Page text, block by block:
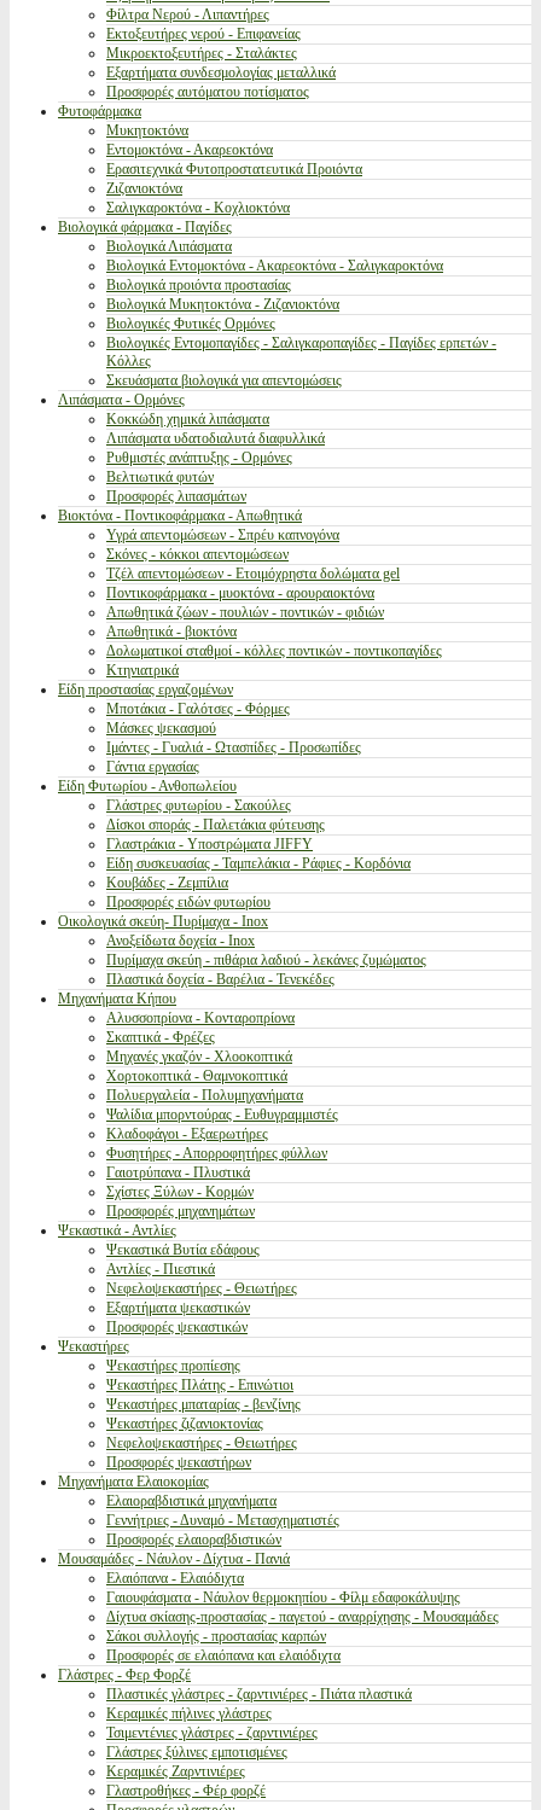
Φίλτρα Νερού - Λιπαντήρες
Εκτοξευτήρες νερού - Επιφανείας
Μικροεκτοξευτήρες - Σταλάκτες
Εξαρτήματα συνδεσμολογίας μεταλλικά
Προσφορές αυτόματου ποτίσματος
Φυτοφάρμακα
Μυκητοκτόνα
Εντομοκτόνα - Ακαρεοκτόνα
Ερασιτεχνικά Φυτοπροστατευτικά Προιόντα
Ζιζανιοκτόνα
Σαλιγκαροκτόνα - Κοχλιοκτόνα
Βιολογικά φάρμακα - Παγίδες
Βιολογικά Λιπάσματα
Βιολογικά Εντομοκτόνα - Ακαρεοκτόνα - Σαλιγκαροκτόνα
Βιολογικά προιόντα προστασίας
Βιολογικά Μυκητοκτόνα - Ζιζανιοκτόνα
Βιολογικές Φυτικές Ορμόνες
Βιολογικές Εντομοπαγίδες - Σαλιγκαροπαγίδες - Παγίδες ερπετών -
Κόλλες
Σκευάσματα βιολογικά για απεντομώσεις
Λιπάσματα - Ορμόνες
Κοκκώδη χημικά λιπάσματα
Λιπάσματα υδατοδιαλυτά διαφυλλικά
Ρυθμιστές ανάπτυξης - Ορμόνες
Βελτιωτικά φυτών
Προσφορές λιπασμάτων
Βιοκτόνα - Ποντικοφάρμακα - Απωθητικά
Υγρά απεντομώσεων - Σπρέυ καπνογόνα
Σκόνες - κόκκοι απεντομώσεων
Τζέλ απεντομώσεων - Ετοιμόχρηστα δολώματα gel
Ποντικοφάρμακα - μυοκτόνα - αρουραιοκτόνα
Απωθητικά ζώων - πουλιών - ποντικών - φιδιών
Απωθητικά - βιοκτόνα
Δολωματικοί σταθμοί - κόλλες ποντικών - ποντικοπαγίδες
Κτηνιατρικά
Είδη προστασίας εργαζομένων
Μποτάκια - Γαλότσες - Φόρμες
Μάσκες ψεκασμού
Ιμάντες - Γυαλιά - Ωτασπίδες - Προσωπίδες
Γάντια εργασίας
Είδη Φυτωρίου - Ανθοπωλείου
Γλάστρες φυτωρίου - Σακούλες
Δίσκοι σποράς - Παλετάκια φύτευσης
Γλαστράκια - Υποστρώματα JIFFY
Είδη συσκευασίας - Ταμπελάκια - Ράφιες - Κορδόνια
Κουβάδες - Ζεμπίλια
Προσφορές ειδών φυτωρίου
Οικολογικά σκεύη- Πυρίμαχα - Inox
Ανοξείδωτα δοχεία - Inox
Πυρίμαχα σκεύη - πιθάρια λαδιού - λεκάνες ζυμώματος
Πλαστικά δοχεία - Βαρέλια - Τενεκέδες
Μηχανήματα Κήπου
Αλυσσοπρίονα - Κονταροπρίονα
Σκαπτικά - Φρέζες
Μηχανές γκαζόν - Χλοοκοπτικά
Χορτοκοπτικά - Θαμνοκοπτικά
Πολυεργαλεία - Πολυμηχανήματα
Ψαλίδια μπορντούρας - Ευθυγραμμιστές
Κλαδοφάγοι - Εξαερωτήρες
Φυσητήρες - Απορροφητήρες φύλλων
Γαιοτρύπανα - Πλυστικά
Σχίστες Ξύλων - Κορμών
Προσφορές μηχανημάτων
Ψεκαστικά - Αντλίες
Ψεκαστικά Βυτία εδάφους
Αντλίες - Πιεστικά
Νεφελοψεκαστήρες - Θειωτήρες
Εξαρτήματα ψεκαστικών
Προσφορές ψεκαστικών
Ψεκαστήρες
Ψεκαστήρες προπίεσης
Ψεκαστήρες Πλάτης - Επινώτιοι
Ψεκαστήρες μπαταρίας - βενζίνης
Ψεκαστήρες ζιζανιοκτονίας
Νεφελοψεκαστήρες - Θειωτήρες
Προσφορές ψεκαστήρων
Μηχανήματα Ελαιοκομίας
Ελαιοραβδιστικά μηχανήματα
Γεννήτριες - Δυναμό - Μετασχηματιστές
Προσφορές ελαιοραβδιστικών
Μουσαμάδες - Νάυλον - Δίχτυα - Πανιά
Ελαιόπανα - Ελαιόδιχτα
Γαιουφάσματα - Νάυλον θερμοκηπίου - Φίλμ εδαφοκάλυψης
Δίχτυα σκίασης-προστασίας - παγετού - αναρρίχησης - Μουσαμάδες
Σάκοι συλλογής - προστασίας καρπών
Προσφορές σε ελαιόπανα και ελαιόδιχτα
Γλάστρες - Φερ Φορζέ
Πλαστικές γλάστρες - ζαρντινιέρες - Πιάτα πλαστικά
Κεραμικές πήλινες γλάστρες
Τσιμεντένιες γλάστρες - ζαρντινιέρες
Γλάστρες ξύλινες εμποτισμένες
Κεραμικές Ζαρντινιέρες
Γλαστροθήκες - Φέρ φορζέ